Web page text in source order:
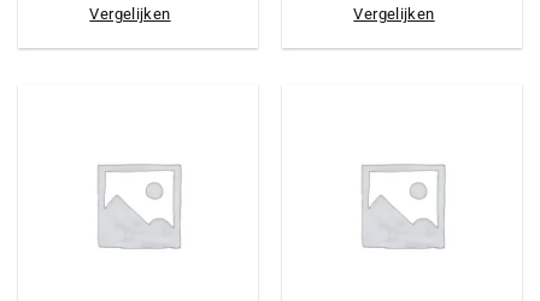
Vergelijken Vergelijken